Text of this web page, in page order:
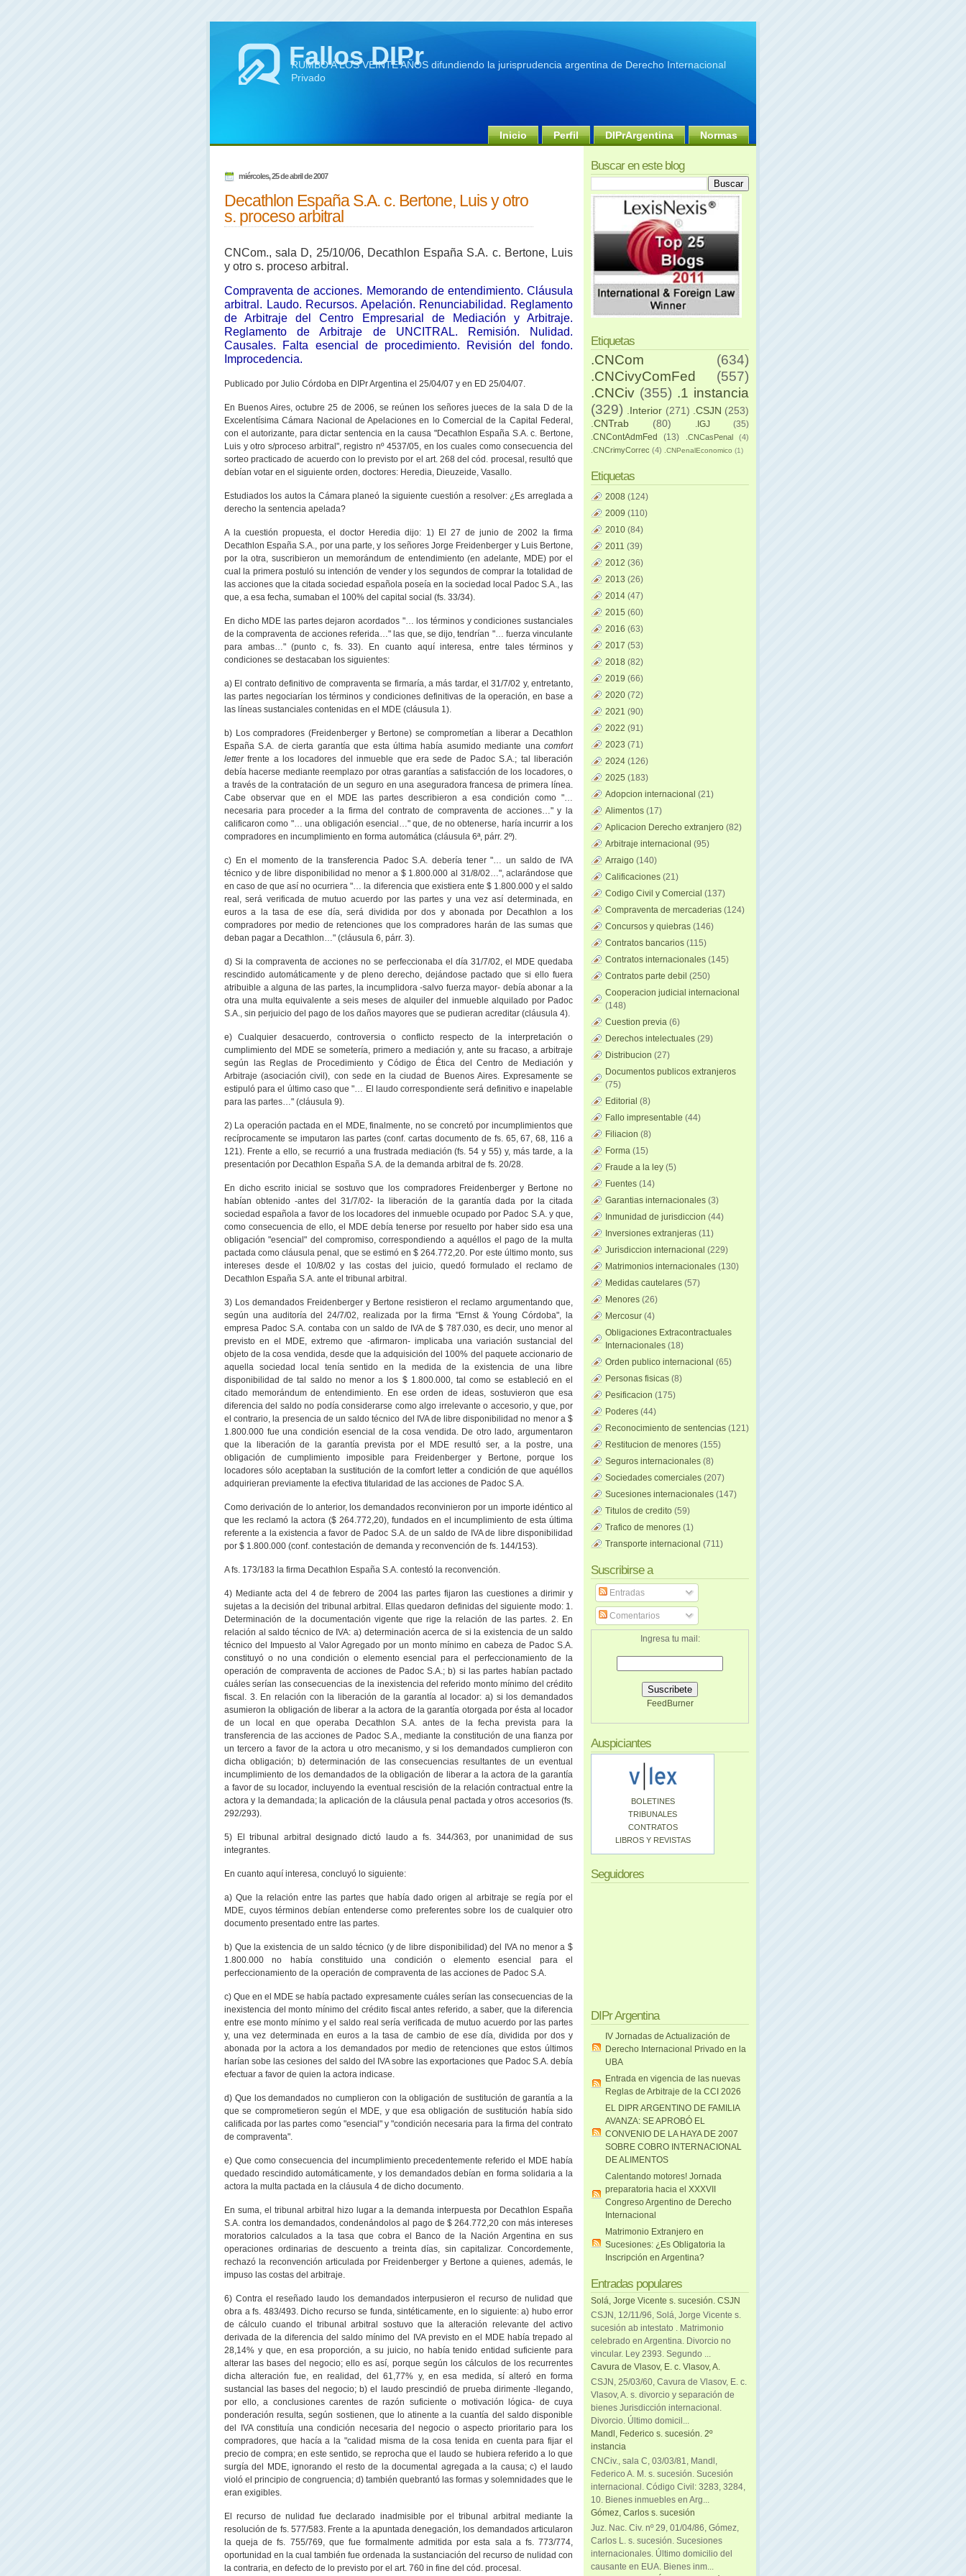
Fallos DIPr
RUMBO A LOS VEINTE AÑOS difundiendo la jurisprudencia argentina de Derecho Internacional
Privado
Inicio Perfil DIPrArgentina Normas
miércoles, 25 de abril de 2007
Decathlon España S.A. c. Bertone, Luis y otro
s. proceso arbitral
CNCom., sala D, 25/10/06, Decathlon España S.A. c. Bertone, Luis
y otro s. proceso arbitral.
Compraventa de acciones. Memorando de entendimiento. Cláusula
arbitral. Laudo. Recursos. Apelación. Renunciabilidad. Reglamento
de Arbitraje del Centro Empresarial de Mediación y Arbitraje.
Reglamento de Arbitraje de UNCITRAL. Remisión. Nulidad.
Causales. Falta esencial de procedimiento. Revisión del fondo.
Improcedencia.
Publicado por Julio Córdoba en DIPr Argentina el 25/04/07 y en ED 25/04/07.
En Buenos Aires, octubre 25 de 2006, se reúnen los señores jueces de la sala D de la
Excelentísima Cámara Nacional de Apelaciones en lo Comercial de la Capital Federal ,
con el autorizante, para dictar sentencia en la causa "Decathlon España S.A. c. Bertone,
Luis y otro s/proceso arbitral", registro nº 4537/05, en los cuales como consecuencia del
sorteo practicado de acuerdo con lo previsto por el art. 268 del cód. procesal, resultó que
debían votar en el siguiente orden, doctores: Heredia, Dieuzeide, Vasallo.
Estudiados los autos la Cámaraplaneó la siguiente cuestión a resolver: ¿Es arreglada a
derecho la sentencia apelada?
A la cuestión propuesta, el doctor Heredia dijo: 1) El 27 de junio de 2002 la firma
Decathlon España S.A., por una parte, y los señores Jorge Freidenberger y Luis Bertone,
por la otra, suscribieron un memorándum de entendimiento (en adelante, MDE) por el
cual la primera postuló su intención de vender y los segundos de comprar la totalidad de
las acciones que la citada sociedad española poseía en la sociedad local Padoc S.A., las
que, a esa fecha, sumaban el 100% del capital social (fs. 33/34).
En dicho MDE las partes dejaron acordados "… los términos y condiciones sustanciales
de la compraventa de acciones referida…" las que, se dijo, tendrían "… fuerza vinculante
para ambas…" (punto c, fs. 33). En cuanto aquí interesa, entre tales términos y
condiciones se destacaban los siguientes:
a) El contrato definitivo de compraventa se firmaría, a más tardar, el 31/7/02 y, entretanto,
las partes negociarían los términos y condiciones definitivas de la operación, en base a
las líneas sustanciales contenidas en el MDE (cláusula 1).
b) Los compradores (Freidenberger y Bertone) se comprometían a liberar a Decathlon
España S.A. de cierta garantía que esta última había asumido mediante una comfort
letterfrente a los locadores del inmueble que era sede de Padoc S.A.; tal liberación
debía hacerse mediante reemplazo por otras garantías a satisfacción de los locadores, o
a través de la contratación de un seguro en una aseguradora francesa de primera línea.
Cabe observar que en el MDE las partes describieron a esa condición como "…
necesaria para proceder a la firma del contrato de compraventa de acciones…" y la
calificaron como "… una obligación esencial…" que, de no obtenerse, haría incurrir a los
compradores en incumplimiento en forma automática (cláusula 6ª, párr. 2º).
c) En el momento de la transferencia Padoc S.A. debería tener "… un saldo de IVA
técnico y de libre disponibilidad no menor a $ 1.800.000 al 31/8/02…", aclarándose que
en caso de que así no ocurriera "… la diferencia que existiera ente $ 1.800.000 y el saldo
real, será verificada de mutuo acuerdo por las partes y una vez así determinada, en
euros a la tasa de ese día, será dividida por dos y abonada por Decathlon a los
compradores por medio de retenciones que los compradores harán de las sumas que
deban pagar a Decathlon…" (cláusula 6, párr. 3).
d) Si la compraventa de acciones no se perfeccionaba el día 31/7/02, el MDE quedaba
rescindido automáticamente y de pleno derecho, dejándose pactado que si ello fuera
atribuible a alguna de las partes, la incumplidora -salvo fuerza mayor- debía abonar a la
otra una multa equivalente a seis meses de alquiler del inmueble alquilado por Padoc
S.A., sin perjuicio del pago de los daños mayores que se pudieran acreditar (cláusula 4).
e) Cualquier desacuerdo, controversia o conflicto respecto de la interpretación o
cumplimiento del MDE se sometería, primero a mediación y, ante su fracaso, a arbitraje
según las Reglas de Procedimiento y Código de Ética del Centro de Mediación y
Arbitraje (asociación civil), con sede en la ciudad de Buenos Aires. Expresamente se
estipuló para el último caso que "… El laudo correspondiente será definitivo e inapelable
para las partes…" (cláusula 9).
2) La operación pactada en el MDE, finalmente, no se concretó por incumplimientos que
recíprocamente se imputaron las partes (conf. cartas documento de fs. 65, 67, 68, 116 a
121). Frente a ello, se recurrió a una frustrada mediación (fs. 54 y 55) y, más tarde, a la
presentación por Decathlon España S.A. de la demanda arbitral de fs. 20/28.
En dicho escrito inicial se sostuvo que los compradores Freidenberger y Bertone no
habían obtenido -antes del 31/7/02- la liberación de la garantía dada por la citada
sociedad española a favor de los locadores del inmueble ocupado por Padoc S.A. y que,
como consecuencia de ello, el MDE debía tenerse por resuelto por haber sido esa una
obligación "esencial" del compromiso, correspondiendo a aquéllos el pago de la multa
pactada como cláusula penal, que se estimó en $ 264.772,20. Por este último monto, sus
intereses desde el 10/8/02 y las costas del juicio, quedó formulado el reclamo de
Decathlon España S.A. ante el tribunal arbitral.
3) Los demandados Freidenberger y Bertone resistieron el reclamo argumentando que,
según una auditoría del 24/7/02, realizada por la firma "Ernst & Young Córdoba", la
empresa Padoc S.A. contaba con un saldo de IVA de $ 787.030, es decir, uno menor al
previsto en el MDE, extremo que -afirmaron- implicaba una variación sustancial del
objeto de la cosa vendida, desde que la adquisición del 100% del paquete accionario de
aquella sociedad local tenía sentido en la medida de la existencia de una libre
disponibilidad de tal saldo no menor a los $ 1.800.000, tal como se estableció en el
citado memorándum de entendimiento. En ese orden de ideas, sostuvieron que esa
diferencia del saldo no podía considerarse como algo irrelevante o accesorio, y que, por
el contrario, la presencia de un saldo técnico del IVA de libre disponibilidad no menor a $
1.800.000 fue una condición esencial de la cosa vendida. De otro lado, argumentaron
que la liberación de la garantía prevista por el MDE resultó ser, a la postre, una
obligación de cumplimiento imposible para Freidenberger y Bertone, porque los
locadores sólo aceptaban la sustitución de la comfort letter a condición de que aquéllos
adquirieran previamente la efectiva titularidad de las acciones de Padoc S.A.
Como derivación de lo anterior, los demandados reconvinieron por un importe idéntico al
que les reclamó la actora ($ 264.772,20), fundados en el incumplimiento de esta última
referente a la existencia a favor de Padoc S.A. de un saldo de IVA de libre disponibilidad
por $ 1.800.000 (conf. contestación de demanda y reconvención de fs. 144/153).
A fs. 173/183 la firma Decathlon España S.A. contestó la reconvención.
4) Mediante acta del 4 de febrero de 2004 las partes fijaron las cuestiones a dirimir y
sujetas a la decisión del tribunal arbitral. Ellas quedaron definidas del siguiente modo: 1.
Determinación de la documentación vigente que rige la relación de las partes. 2. En
relación al saldo técnico de IVA: a) determinación acerca de si la existencia de un saldo
técnico del Impuesto al Valor Agregado por un monto mínimo en cabeza de Padoc S.A.
constituyó o no una condición o elemento esencial para el perfeccionamiento de la
operación de compraventa de acciones de Padoc S.A.; b) si las partes habían pactado
cuáles serían las consecuencias de la inexistencia del referido monto mínimo del crédito
fiscal. 3. En relación con la liberación de la garantía al locador: a) si los demandados
asumieron la obligación de liberar a la actora de la garantía otorgada por ésta al locador
de un local en que operaba Decathlon S.A. antes de la fecha prevista para la
transferencia de las acciones de Padoc S.A., mediante la constitución de una fianza por
un tercero a favor de la actora u otro mecanismo, y si los demandados cumplieron con
dicha obligación; b) determinación de las consecuencias resultantes de un eventual
incumplimiento de los demandados de la obligación de liberar a la actora de la garantía
a favor de su locador, incluyendo la eventual rescisión de la relación contractual entre la
actora y la demandada; la aplicación de la cláusula penal pactada y otros accesorios (fs.
292/293).
5) El tribunal arbitral designado dictó laudo a fs. 344/363, por unanimidad de sus
integrantes.
En cuanto aquí interesa, concluyó lo siguiente:
a) Que la relación entre las partes que había dado origen al arbitraje se regía por el
MDE, cuyos términos debían entenderse como preferentes sobre los de cualquier otro
documento presentado entre las partes.
b) Que la existencia de un saldo técnico (y de libre disponibilidad) del IVA no menor a $
1.800.000 no había constituido una condición o elemento esencial para el
perfeccionamiento de la operación de compraventa de las acciones de Padoc S.A.
c) Que en el MDE se había pactado expresamente cuáles serían las consecuencias de la
inexistencia del monto mínimo del crédito fiscal antes referido, a saber, que la diferencia
entre ese monto mínimo y el saldo real sería verificada de mutuo acuerdo por las partes
y, una vez determinada en euros a la tasa de cambio de ese día, dividida por dos y
abonada por la actora a los demandados por medio de retenciones que estos últimos
harían sobe las cesiones del saldo del IVA sobre las exportaciones que Padoc S.A. debía
efectuar a favor de quien la actora indicase.
d) Que los demandados no cumplieron con la obligación de sustitución de garantía a la
que se comprometieron según el MDE, y que esa obligación de sustitución había sido
calificada por las partes como "esencial" y "condición necesaria para la firma del contrato
de compraventa".
e) Que como consecuencia del incumplimiento precedentemente referido el MDE había
quedado rescindido automáticamente, y los demandados debían en forma solidaria a la
actora la multa pactada en la cláusula 4 de dicho documento.
En suma, el tribunal arbitral hizo lugar a la demanda interpuesta por Decathlon España
S.A. contra los demandados, condenándolos al pago de $ 264.772,20 con más intereses
moratorios calculados a la tasa que cobra el Banco de
la Nación Argentina en sus
operaciones ordinarias de descuento a treinta días, sin capitalizar. Concordemente,
rechazó la reconvención articulada por Freidenberger y Bertone a quienes, además, le
impuso las costas del arbitraje.
6) Contra el reseñado laudo los demandados interpusieron el recurso de nulidad que
obra a fs. 483/493. Dicho recurso se funda, sintéticamente, en lo siguiente: a) hubo error
de cálculo cuando el tribunal arbitral sostuvo que la alteración relevante del activo
derivada de la diferencia del saldo mínimo del IVA previsto en el MDE había trepado al
28,14% y que, en esa proporción, a su juicio, no había tenido entidad suficiente para
alterar las bases del negocio; ello es así, porque según los cálculos de los recurrentes
dicha alteración fue, en realidad, del 61,77% y, en esa medida, sí alteró en forma
sustancial las bases del negocio; b) el laudo prescindió de prueba dirimente -llegando,
por ello, a conclusiones carentes de razón suficiente o motivación lógica- de cuya
ponderación resulta, según sostienen, que lo atinente a la cuantía del saldo disponible
del IVA constituía una condición necesaria del negocio o aspecto prioritario para los
compradores, que hacía a la "calidad misma de la cosa tenida en cuenta para fijar el
precio de compra; en este sentido, se reprocha que el laudo se hubiera referido a lo que
surgía del MDE, ignorando el resto de la documental agregada a la causa; c) el laudo
violó el principio de congruencia; d) también quebrantó las formas y solemnidades que le
eran exigibles.
El recurso de nulidad fue declarado inadmisible por el tribunal arbitral mediante la
resolución de fs. 577/583. Frente a la apuntada denegación, los demandados articularon
la queja de fs. 755/769, que fue formalmente admitida por esta sala a fs. 773/774,
oportunidad en la cual también fue ordenada la sustanciación del recurso de nulidad con
la contraria, en defecto de lo previsto por el art. 760 in fine del cód. procesal.
Buscar en este blog
Etiquetas
.CNCom
(634)
.CNCivyComFed
(557)
.CNCiv (355) .1 instancia
(329)
.Interior (271) .CSJN (253)
.CNTrab
(80) .IGJ
(35)
.CNContAdmFed
(13) .CNCasPenal
(4)
.CNCrimyCorrec (4) .CNPenalEconomico (1)
Etiquetas
2008 (124)
2009 (110)
2010 (84)
2011 (39)
2012 (36)
2013 (26)
2014 (47)
2015 (60)
2016 (63)
2017 (53)
2018 (82)
2019 (66)
2020 (72)
2021 (90)
2022 (91)
2023 (71)
2024 (126)
2025 (183)
Adopcion internacional (21)
Alimentos (17)
Aplicacion Derecho extranjero (82)
Arbitraje internacional (95)
Arraigo (140)
Calificaciones (21)
Codigo Civil y Comercial (137)
Compraventa de mercaderias (124)
Concursos y quiebras (146)
Contratos bancarios (115)
Contratos internacionales (145)
Contratos parte debil (250)
Cooperacion judicial internacional
(148)
Cuestion previa (6)
Derechos intelectuales (29)
Distribucion (27)
Documentos publicos extranjeros
(75)
Editorial (8)
Fallo impresentable (44)
Filiacion (8)
Forma (15)
Fraude a la ley (5)
Fuentes (14)
Garantias internacionales (3)
Inmunidad de jurisdiccion (44)
Inversiones extranjeras (11)
Jurisdiccion internacional (229)
Matrimonios internacionales (130)
Medidas cautelares (57)
Menores (26)
Mercosur (4)
Obligaciones Extracontractuales
Internacionales (18)
Orden publico internacional (65)
Personas fisicas (8)
Pesificacion (175)
Poderes (44)
Reconocimiento de sentencias (121)
Restitucion de menores (155)
Seguros internacionales (8)
Sociedades comerciales (207)
Sucesiones internacionales (147)
Titulos de credito (59)
Trafico de menores (1)
Transporte internacional (711)
Suscribirse a
Entradas
Comentarios
Ingresa tu mail:
FeedBurner
Auspiciantes
BOLETINES
TRIBUNALES
CONTRATOS
LIBROS Y REVISTAS
Seguidores
DIPr Argentina
IV Jornadas de Actualización de
Derecho Internacional Privado en la
UBA
Entrada en vigencia de las nuevas
Reglas de Arbitraje de la CCI 2026
EL DIPR ARGENTINO DE FAMILIA
AVANZA: SE APROBÓ EL
CONVENIO DE LA HAYA DE 2007
SOBRE COBRO INTERNACIONAL
DE ALIMENTOS
Calentando motores! Jornada
preparatoria hacia el XXXVII
Congreso Argentino de Derecho
Internacional
Matrimonio Extranjero en
Sucesiones: ¿Es Obligatoria la
Inscripción en Argentina?
Entradas populares
Solá, Jorge Vicente s. sucesión. CSJN
CSJN, 12/11/96, Solá, Jorge Vicente s.
sucesión ab intestato . Matrimonio
celebrado en Argentina. Divorcio no
vincular. Ley 2393. Segundo ...
Cavura de Vlasov, E. c. Vlasov, A.
CSJN, 25/03/60, Cavura de Vlasov, E. c.
Vlasov, A. s. divorcio y separación de
bienes Jurisdicción internacional.
Divorcio. Último domicil...
Mandl, Federico s. sucesión. 2º
instancia
CNCiv., sala C, 03/03/81, Mandl,
Federico A. M. s. sucesión. Sucesión
internacional. Código Civil: 3283, 3284,
10. Bienes inmuebles en Arg...
Gómez, Carlos s. sucesión
Juz. Nac. Civ. nº 29, 01/04/86, Gómez,
Carlos L. s. sucesión. Sucesiones
internacionales. Último domicilio del
causante en EUA. Bienes inm...